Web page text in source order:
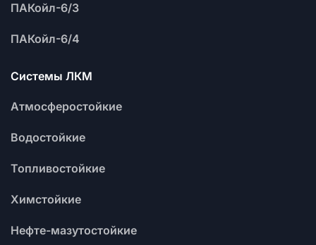
ПАКойл-6/3
ПАКойл-6/4
Системы ЛКМ
Атмосферостойкие
Водостойкие
Топливостойкие
Химстойкие
Нефте-мазутостойкие